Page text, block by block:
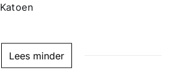
Katoen
Lees minder